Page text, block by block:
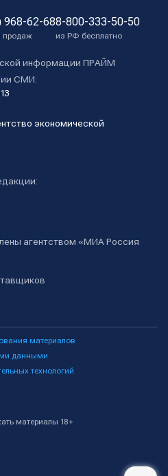
968-62-68
продаж
8-800-333-50-50
из РФ бесплатно
информации ПРАЙМ
СМИ:
экономической
агентством «МИА Россия
материалов
данными
технологий
материалы 18+